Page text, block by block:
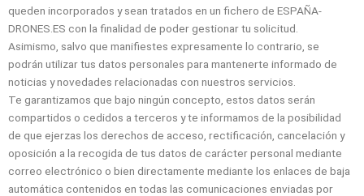
queden incorporados y sean tratados en un fichero de ESPAÑA-
DRONES.ES con la finalidad de poder gestionar tu solicitud.
Asimismo, salvo que manifiestes expresamente lo contrario, se
podrán utilizar tus datos personales para mantenerte informado de
noticias y novedades relacionadas con nuestros servicios.
Te garantizamos que bajo ningún concepto, estos datos serán
compartidos o cedidos a terceros y te informamos de la posibilidad
de que ejerzas los derechos de acceso, rectificación, cancelación y
oposición a la recogida de tus datos de carácter personal mediante
correo electrónico o bien directamente mediante los enlaces de baja
automática contenidos en todas las comunicaciones enviadas por